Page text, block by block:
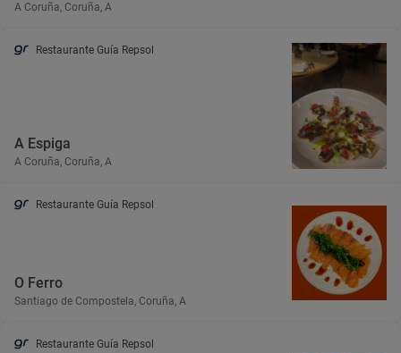
A Coruña, Coruña, A
Restaurante Guía Repsol
A Espiga
A Coruña, Coruña, A
Restaurante Guía Repsol
O Ferro
Santiago de Compostela, Coruña, A
Restaurante Guía Repsol